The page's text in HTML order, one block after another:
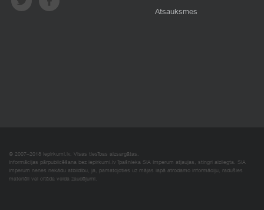
Atsauksmes
© 2007–2018 Iepirkumi.lv. Visas tiesības aizsargātas.
Informācijas pārpublicēšana bez iepirkumi.lv īpašnieka SIA Imperum atļaujas, stingri aizliegta. SIA
Imperum nenes nekādu atbildību, ja, pamatojoties uz mājas lapā atrodamo informāciju, radušies
materiāli vai citāda veida zaudējumi.